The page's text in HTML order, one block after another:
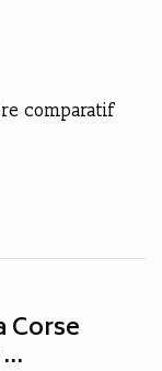
comparatif
Corse